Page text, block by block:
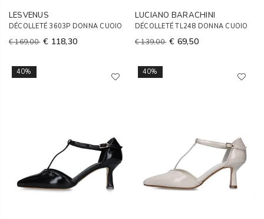
LESVENUS
DÉCOLLETÉ 3603P DONNA CUOIO
€ 169,00 € 118,30
LUCIANO BARACHINI
DÉCOLLETÉ TL248 DONNA CUOIO
€ 139,00 € 69,50
40% 40%